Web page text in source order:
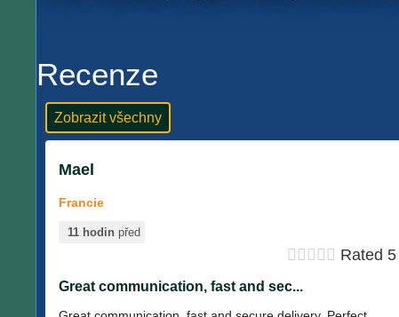
Recenze
Zobrazit všechny
Mael
Francie
11 hodin před
     Rated
Great communication, fast and sec...